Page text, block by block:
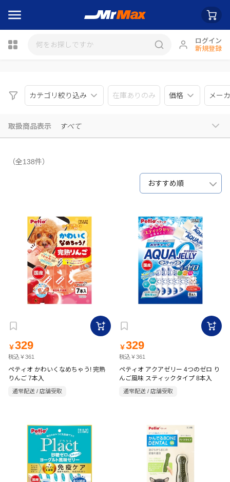
ログイン
新規登録
カテゴリ絞り込み 在庫ありのみ 価格 メー
取扱商品表示 すべて
（全138件）
おすすめ順
￥329
税込￥361
ペティオ かわいくなめちゃう! 完熟
りんご 7本入
通常配送 / 店舗受取
￥329
税込￥361
ペティオ アクアゼリー 4つのゼロ り
んご風味 スティックタイプ 8本入
通常配送 / 店舗受取